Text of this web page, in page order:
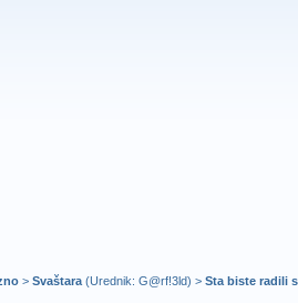
> Svaštara(Urednik: G@rf!3ld) > Sta biste radili